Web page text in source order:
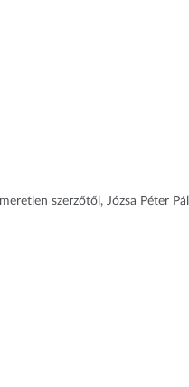
szerzőtől, Józsa Péter